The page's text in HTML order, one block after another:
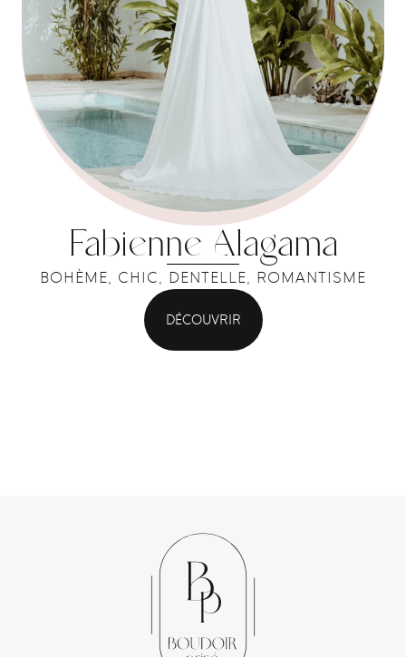
Fabienne Alagama
BOHÈME, CHIC, DENTELLE, ROMANTISME
DÉCOUVRIR